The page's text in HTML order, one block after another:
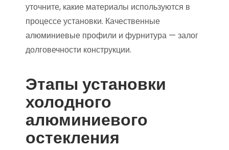
уточните, какие материалы используются в
процессе установки. Качественные
алюминиевые профили и фурнитура — залог
долговечности конструкции.
Этапы установки
холодного
алюминиевого
остекления